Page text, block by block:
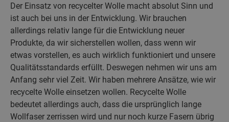
Der Einsatz von recycelter Wolle macht absolut Sinn und
ist auch bei uns in der Entwicklung. Wir brauchen
allerdings relativ lange für die Entwicklung neuer
Produkte, da wir sicherstellen wollen, dass wenn wir
etwas vorstellen, es auch wirklich funktioniert und unsere
Qualitätsstandards erfüllt. Deswegen nehmen wir uns am
Anfang sehr viel Zeit. Wir haben mehrere Ansätze, wie wir
recycelte Wolle einsetzen wollen. Recycelte Wolle
bedeutet allerdings auch, dass die ursprünglich lange
Wollfaser zerrissen wird und nur noch kurze Fasern übrig